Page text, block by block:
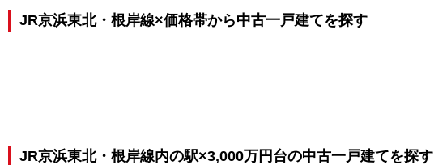
JR京浜東北・根岸線×価格帯から中古一戸建てを探す
JR京浜東北・根岸線内の駅×3,000万円台の中古一戸建てを探す